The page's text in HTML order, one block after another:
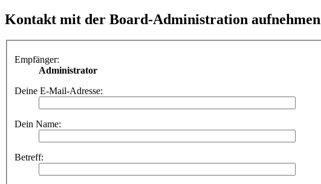
Kontakt mit der Board-Administration aufnehmen
Empfänger:
Administrator
Deine E-Mail-Adresse:
Dein Name:
Betreff: